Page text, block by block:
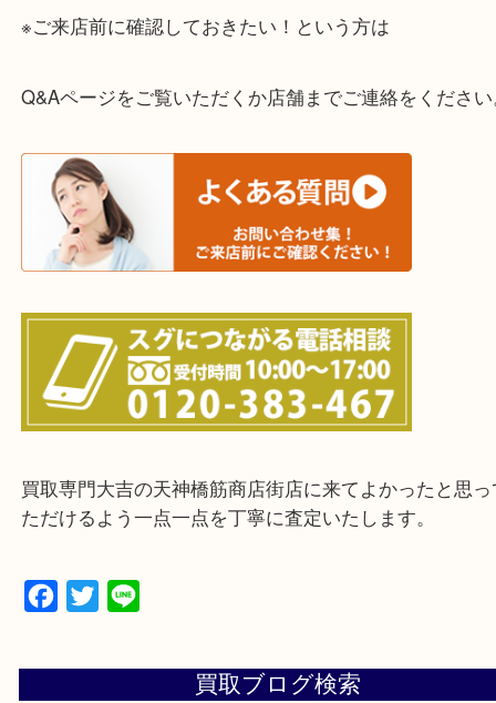
一部の対象品を除き全国より宅配買取を承っていま
ご依頼・ご相談はお気軽にください。
上記に記載がないエリアの方でもご相談ください。
※ご来店前に確認しておきたい！という方は
Q&Aページをご覧いただくか店舗までご連絡をくだ